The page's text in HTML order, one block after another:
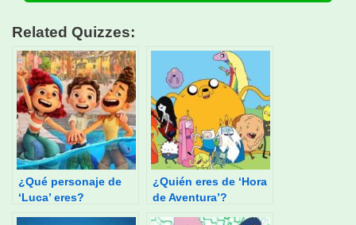
Related Quizzes:
¿Qué personaje de
‘Luca’ eres?
¿Quién eres de ‘Hora
de Aventura’?